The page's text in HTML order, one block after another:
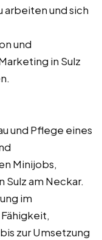
arbeiten und sich
und
in Sulz
und Pflege eines
Minijobs,
am Neckar.
im
zur Umsetzung